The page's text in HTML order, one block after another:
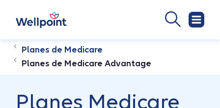
Planes de Medicare
Planes de Medicare Advantage
Planes Medicare